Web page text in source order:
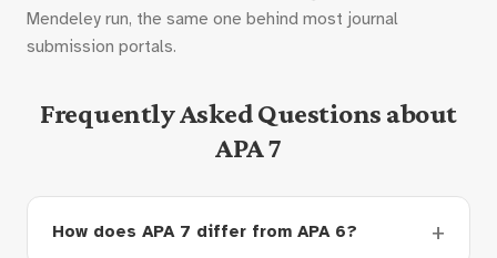
Mendeley run, the same one behind most journal
submission portals.
Frequently Asked Questions about
APA 7
How does APA 7 differ from APA 6?